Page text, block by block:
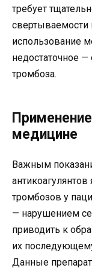
требует
свертываемости
использование
недостаточное
тромбоза.
медицине
Важным
тромбозов у
— нарушением
приводить к
их
Данные